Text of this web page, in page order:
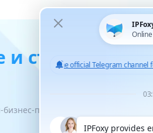
статические
процессы имели возможность